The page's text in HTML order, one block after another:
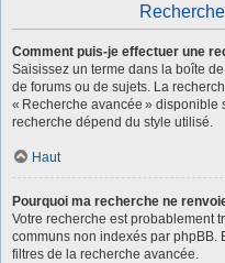
Comment puis-je effectuer une
Saisissez un terme dans la boîte
de forums ou de sujets. La
« Recherche avancée » disponible
recherche dépend du style utilisé.
Haut
Pourquoi ma recherche ne
Votre recherche est probablement
communs non indexés par phpBB.
filtres de la recherche avancée.